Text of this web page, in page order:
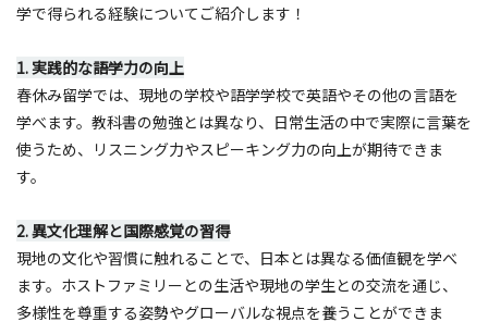
学で得られる経験についてご紹介します！
1. 実践的な語学力の向上
春休み留学では、現地の学校や語学学校で英語やその他の言語を
学べます。教科書の勉強とは異なり、日常生活の中で実際に言葉を
使うため、リスニング力やスピーキング力の向上が期待できま
す。
2. 異文化理解と国際感覚の習得
現地の文化や習慣に触れることで、日本とは異なる価値観を学べ
ます。ホストファミリーとの生活や現地の学生との交流を通じ、
多様性を尊重する姿勢やグローバルな視点を養うことができま